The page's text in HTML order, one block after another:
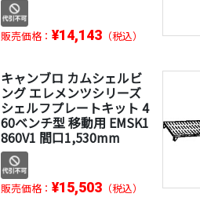
販売価格：¥14,143 （税込）
キャンブロ カムシェルビ
ング エレメンツシリーズ
シェルフプレートキット 4
60ベンチ型 移動用 EMSK1
860V1 間口1,530mm
販売価格：¥15,503 （税込）